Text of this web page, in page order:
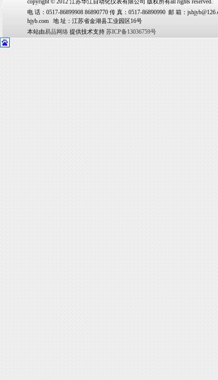
copyright © 2012 江苏华江自动化仪表有限公司 版权所有all rights reserved.
电 话：0517-86899908 86890770 传 真：0517-86890990 邮 箱：
hjyb.com 地 址：江苏省金湖县工业园区16号
本站由易品网络提供技术支持苏ICP备13036759号